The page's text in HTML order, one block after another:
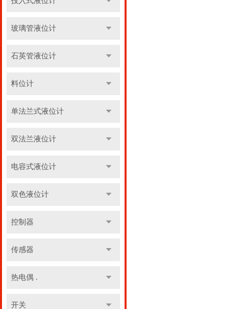
玻璃管液位计
石英管液位计
料位计
单法兰式液位计
双法兰液位计
电容式液位计
双色液位计
控制器
传感器
热电偶 .
开关